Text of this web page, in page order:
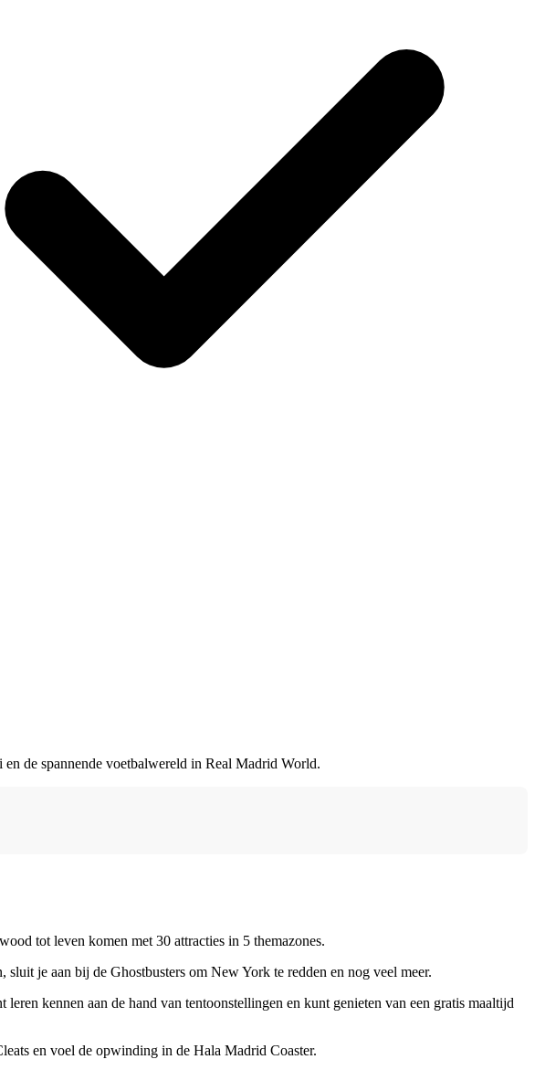
de spannende voetbalwereld in Real Madrid World.
tot leven komen met 30 attracties in 5 themazones.
je aan bij de Ghostbusters om New York te redden en nog veel meer.
kennen aan de hand van tentoonstellingen en kunt genieten van een gratis maaltijd
en voel de opwinding in de Hala Madrid Coaster.